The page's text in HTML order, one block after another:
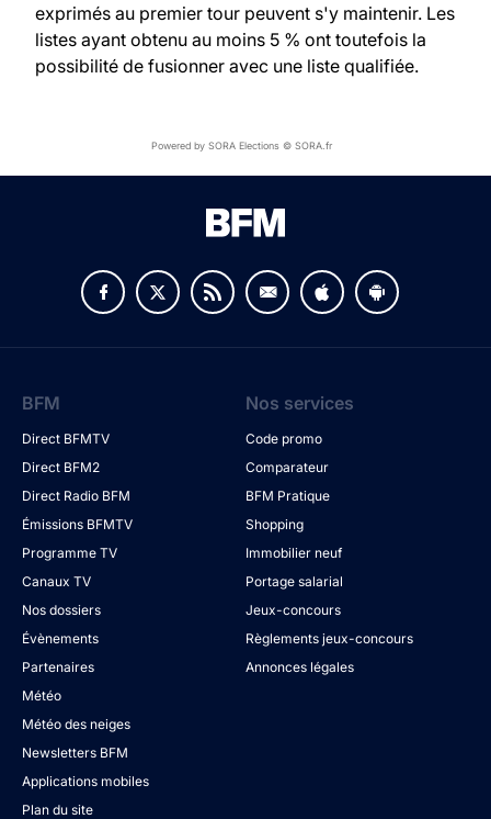
exprimés au premier tour peuvent s'y maintenir. Les
listes ayant obtenu au moins 5 % ont toutefois la
possibilité de fusionner avec une liste qualifiée.
Powered by SORA Elections © SORA.fr
BFM
Direct BFMTV
Direct BFM2
Direct Radio BFM
Émissions BFMTV
Programme TV
Canaux TV
Nos dossiers
Évènements
Partenaires
Météo
Météo des neiges
Newsletters BFM
Applications mobiles
Plan du site
Nos services
Code promo
Comparateur
BFM Pratique
Shopping
Immobilier neuf
Portage salarial
Jeux-concours
Règlements jeux-concours
Annonces légales